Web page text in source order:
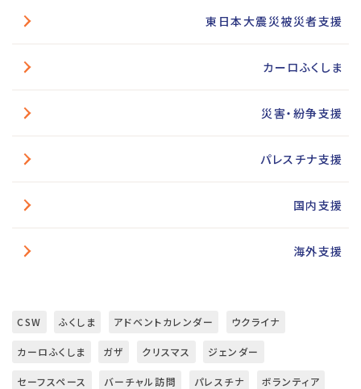
東日本大震災被災者支援
カーロふくしま
災害・紛争支援
パレスチナ支援
国内支援
海外支援
CSW ふくしま アドベントカレンダー ウクライナ
カーロふくしま ガザ クリスマス ジェンダー
セーフスペース バーチャル訪問 パレスチナ ボランティア